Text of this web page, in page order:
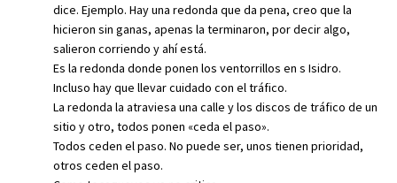
dice. Ejemplo. Hay una redonda que da pena, creo que la
hicieron sin ganas, apenas la terminaron, por decir algo,
salieron corriendo y ahí está.
Es la redonda donde ponen los ventorrillos en s Isidro.
Incluso hay que llevar cuidado con el tráfico.
La redonda la atraviesa una calle y los discos de tráfico de un
sitio y otro, todos ponen «ceda el paso».
Todos ceden el paso. No puede ser, unos tienen prioridad,
otros ceden el paso.